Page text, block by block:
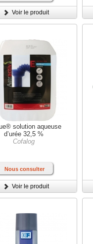
Voir le produit
solution aqueuse
d’urée 32,5 %
Cofalog
Nous consulter
Voir le produit